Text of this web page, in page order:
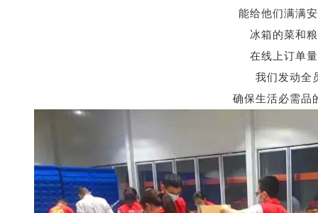
能给他们满满
冰箱的菜和
在线上订单
我们发动全
确保生活必需品